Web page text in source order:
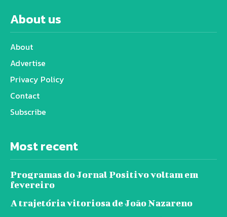
About us
About
Advertise
Privacy Policy
Contact
Subscribe
Most recent
Programas do Jornal Positivo voltam em
fevereiro
A trajetória vitoriosa de João Nazareno